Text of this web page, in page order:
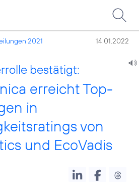
2021 14.01.2022
bestätigt:
erreicht Top-
in
von
und EcoVadis